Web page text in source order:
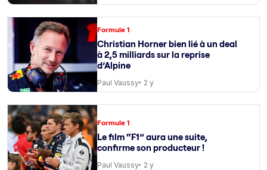
Formule 1
Christian Horner bien lié à un deal
à 2,5 milliards sur la reprise
d’Alpine
Paul Vaussy 2 y
Formule 1
Le film “F1” aura une suite,
confirme son producteur !
Paul Vaussy 2 y